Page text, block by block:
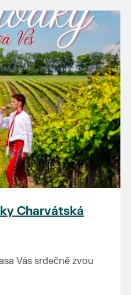
Charvátská
Vás srdečně zvou